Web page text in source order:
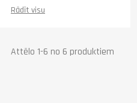
Apstrādājamā materiāla
maksimālais biezums
Maksimālais izlieces
leņķis (°)
90
Rādīt visu
Attēlo 1-6 no 6 produktiem